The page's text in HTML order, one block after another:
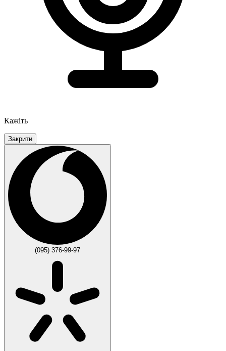
Кажіть
Закрити
(095) 376-99-97